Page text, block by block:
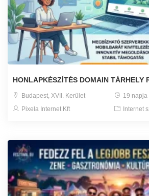
HONLAPKÉSZÍTÉS DOMAIN TÁRHELY
Budapest, XVII. Kerület
19 napja
Pixela Internet Kft
Internet